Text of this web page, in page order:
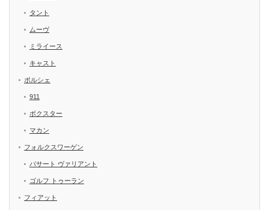
タント
ムーヴ
ミライース
キャスト
ポルシェ
911
ボクスター
マカン
フォルクスワーゲン
パサート ヴァリアント
ゴルフ トゥーラン
フィアット